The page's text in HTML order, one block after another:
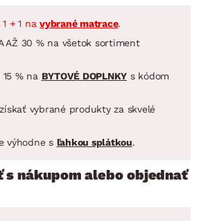
+ 1 na vybrané matrace.
AŽ 30 % na všetok sortiment
% na BYTOVÉ DOPLNKY s kódom
vybrané produkty za skvelé
výhodne s ľahkou splátkou.
s nákupom alebo objednať